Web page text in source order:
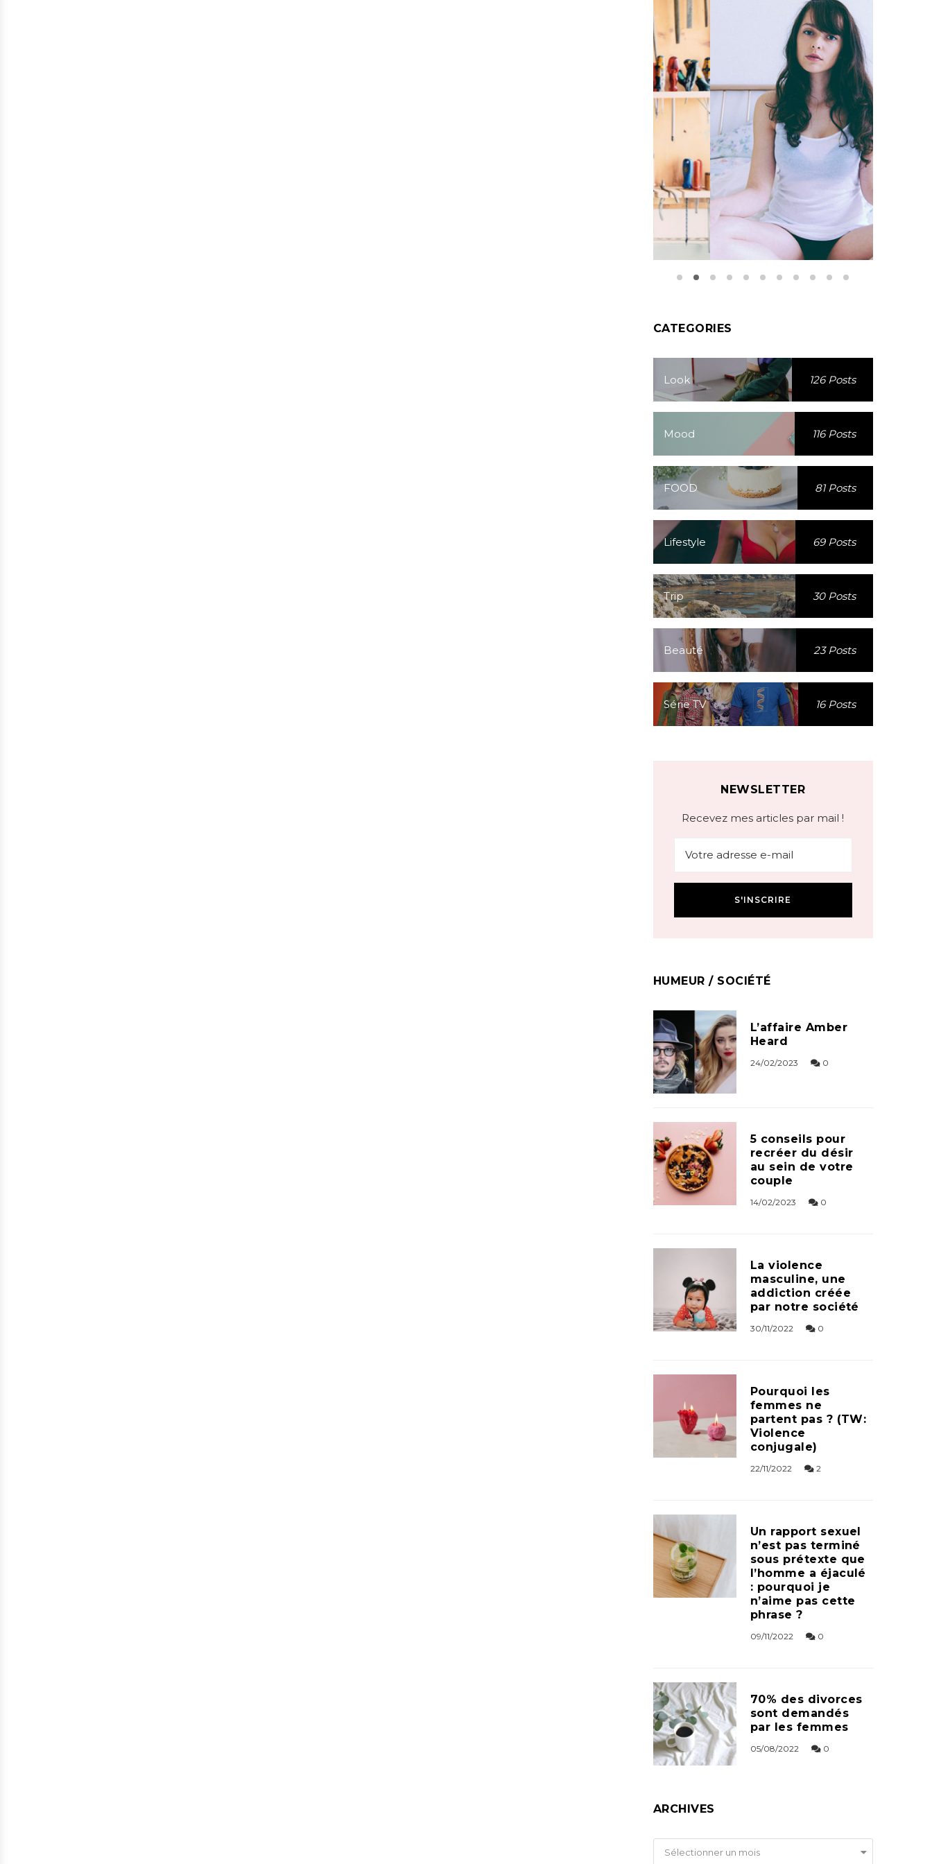
CATEGORIES
Look 126 Posts
Mood 116 Posts
FOOD 81 Posts
Lifestyle 69 Posts
Trip 30 Posts
Beauté 23 Posts
Série TV 16 Posts
NEWSLETTER
Recevez mes articles par mail !
HUMEUR / SOCIÉTÉ
L’affaire Amber
Heard
24/02/2023 0
5 conseils pour
recréer du désir
au sein de votre
couple
14/02/2023 0
La violence
masculine, une
addiction créée
par notre société
30/11/2022 0
Pourquoi les
femmes ne
partent pas ? (TW:
Violence
conjugale)
22/11/2022 2
Un rapport sexuel
n’est pas terminé
sous prétexte que
l’homme a éjaculé
: pourquoi je
n’aime pas cette
phrase ?
09/11/2022 0
70% des divorces
sont demandés
par les femmes
05/08/2022 0
ARCHIVES
Archives
Sélectionner un mois